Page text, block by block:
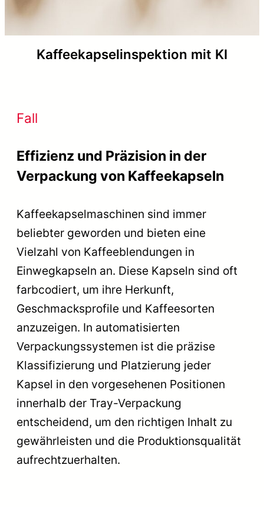
Kaffeekapselinspektion mit KI
Fall
Effizienz und Präzision in der
Verpackung von Kaffeekapseln
Kaffeekapselmaschinen sind immer
beliebter geworden und bieten eine
Vielzahl von Kaffeeblendungen in
Einwegkapseln an. Diese Kapseln sind oft
farbcodiert, um ihre Herkunft,
Geschmacksprofile und Kaffeesorten
anzuzeigen. In automatisierten
Verpackungssystemen ist die präzise
Klassifizierung und Platzierung jeder
Kapsel in den vorgesehenen Positionen
innerhalb der Tray-Verpackung
entscheidend, um den richtigen Inhalt zu
gewährleisten und die Produktionsqualität
aufrechtzuerhalten.